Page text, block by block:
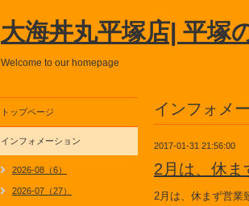
大海丼丸平塚店| 平塚
Welcome to our homepage
インフォメ
2017-01-31 21:56:00
2月は、休ま
2月は、休まず営業
トップページ
インフォメーション
2026-08（6）
2026-07（27）